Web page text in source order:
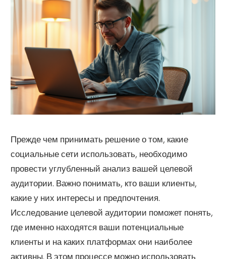
Прежде чем принимать решение о том, какие
социальные сети использовать, необходимо
провести углубленный анализ вашей целевой
аудитории. Важно понимать, кто ваши клиенты,
какие у них интересы и предпочтения.
Исследование целевой аудитории поможет понять,
где именно находятся ваши потенциальные
клиенты и на каких платформах они наиболее
активны. В этом процессе можно использовать